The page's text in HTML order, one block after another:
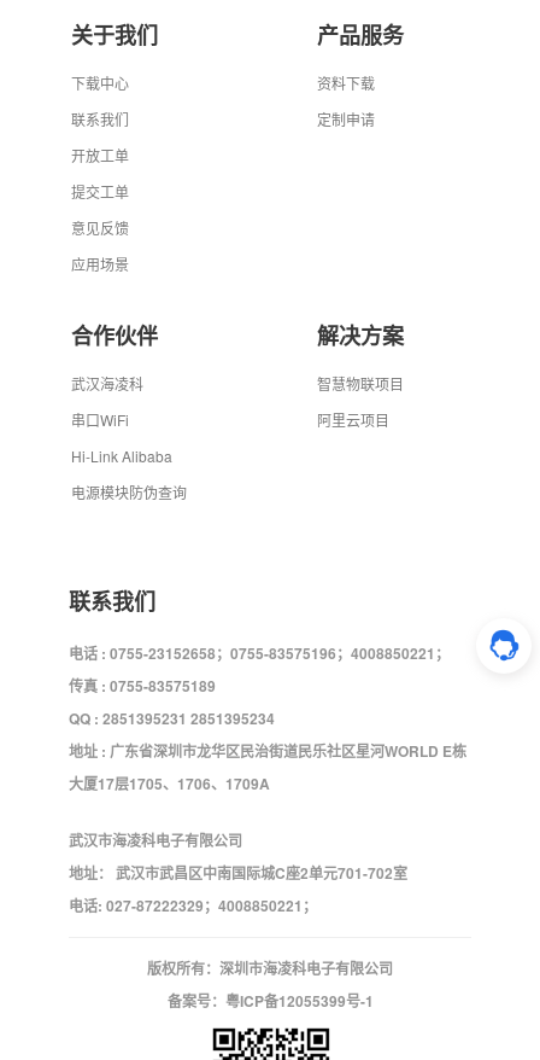
关于我们
下载中心
联系我们
开放工单
提交工单
意见反馈
应用场景
产品服务
资料下载
定制申请
合作伙伴
武汉海凌科
串口WiFi
Hi-Link Alibaba
电源模块防伪查询
解决方案
智慧物联项目
阿里云项目
联系我们
电话 : 0755-23152658；0755-83575196；4008850221；
传真 : 0755-83575189
QQ : 2851395231 2851395234
地址 : 广东省深圳市龙华区民治街道民乐社区星河WORLD E栋
大厦17层1705、1706、1709A
武汉市海凌科电子有限公司
地址： 武汉市武昌区中南国际城C座2单元701-702室
电话: 027-87222329；4008850221；
版权所有：深圳市海凌科电子有限公司
备案号： 粤ICP备12055399号-1